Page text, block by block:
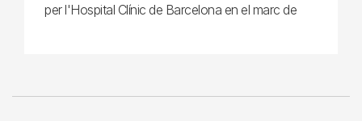
per l'Hospital Clínic de Barcelona en el marc de